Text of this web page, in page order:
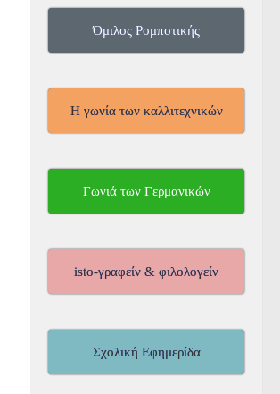
Όμιλος Ρομποτικής
Η γωνία των καλλιτεχνικών
Γωνιά των Γερμανικών
isto-γραφείν & φιλολογείν
Σχολική Εφημερίδα